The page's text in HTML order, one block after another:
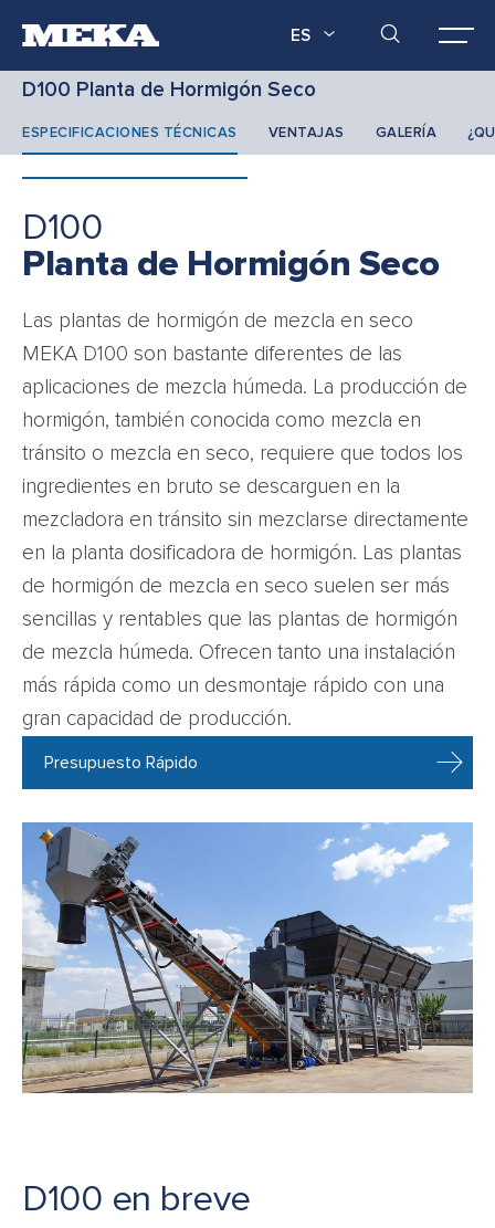
ES
D100 Planta de Hormigón Seco
ESPECIFICACIONES TÉCNICAS VENTAJAS GALERÍA
D100
Planta de Hormigón Seco
Las plantas de hormigón de mezcla en seco
MEKA D100 son bastante diferentes de las
aplicaciones de mezcla húmeda. La producción de
hormigón, también conocida como mezcla en
tránsito o mezcla en seco, requiere que todos los
ingredientes en bruto se descarguen en la
mezcladora en tránsito sin mezclarse directamente
en la planta dosificadora de hormigón. Las plantas
de hormigón de mezcla en seco suelen ser más
sencillas y rentables que las plantas de hormigón
de mezcla húmeda. Ofrecen tanto una instalación
más rápida como un desmontaje rápido con una
gran capacidad de producción.
Presupuesto Rápido
D100 en breve